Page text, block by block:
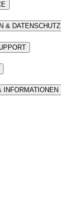
& DATENSCHUTZ
INFORMATIONEN